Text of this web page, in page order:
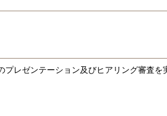
レゼンテーション及びヒアリング審査を